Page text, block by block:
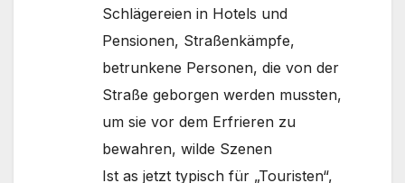
Schlägereien in Hotels und
Pensionen, Straßenkämpfe,
betrunkene Personen, die von der
Straße geborgen werden mussten,
um sie vor dem Erfrieren zu
bewahren, wilde Szenen
Ist as jetzt typisch für „Touristen“,